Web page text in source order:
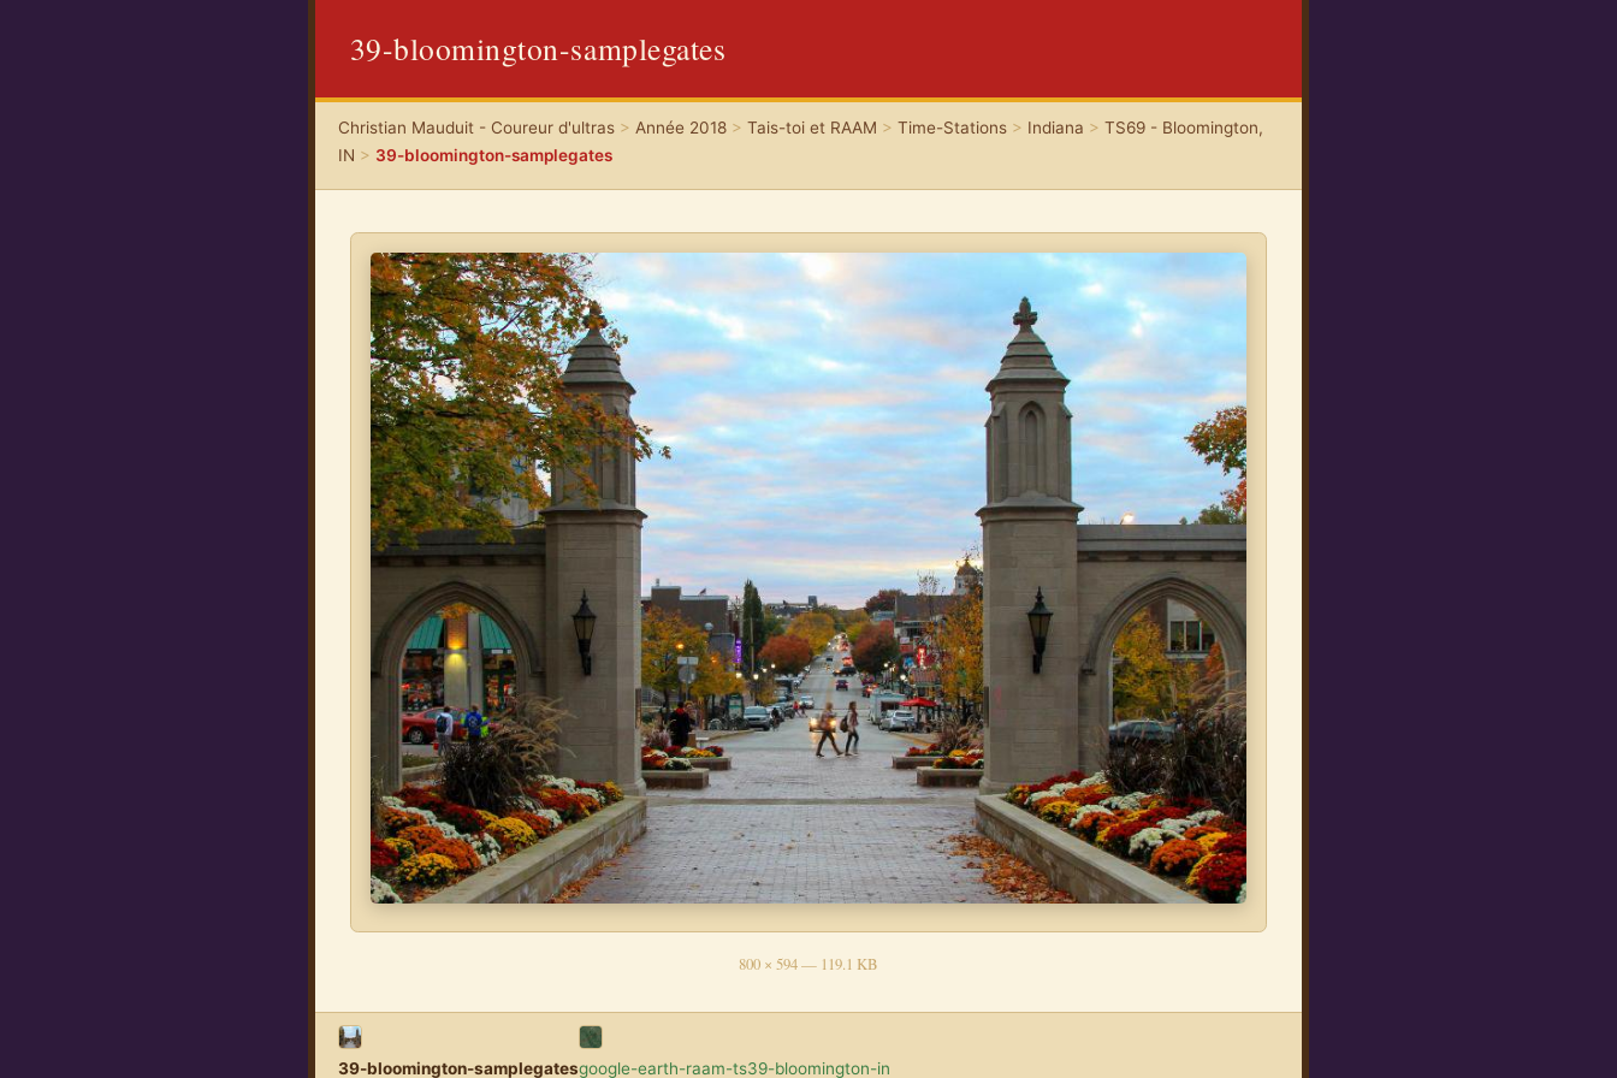
39-bloomington-samplegates
Christian Mauduit - Coureur d'ultras > Année 2018 >Tais-toi et RAAM >Time-Stations > Indiana >TS69 - Bloomington,
IN > 39-bloomington-samplegates
800 × 594 — 119.1 KB
39-bloomington-samplegatesgoogle-earth-raam-ts39-bloomington-in